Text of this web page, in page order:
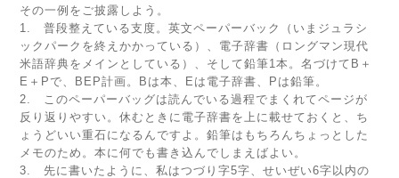
その一例をご披露しよう。
1. 普段整えている支度。英文ペーパーバック（いまジュラシ
ックパークを終えかかっている）、電子辞書（ロングマン現代
米語辞典をメインとしている）、そして鉛筆1本。名づけてB＋
E＋Pで、BEP計画。Bは本、Eは電子辞書、Pは鉛筆。
2. このペーパーバッグは読んでいる過程でまくれてページが
反り返りやすい。休むときに電子辞書を上に載せておくと、ち
ょうどいい重石になるんですよ。鉛筆はもちろんちょっとした
メモのため。本に何でも書き込んでしまえばよい。
3. 先に書いたように、私はつづり字5字、せいぜい6字以内の